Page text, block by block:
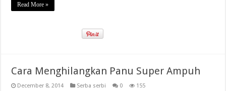
Read More »
Cara Menghilangkan Panu Super Ampuh
December 8, 2014 Serba serbi 0 155